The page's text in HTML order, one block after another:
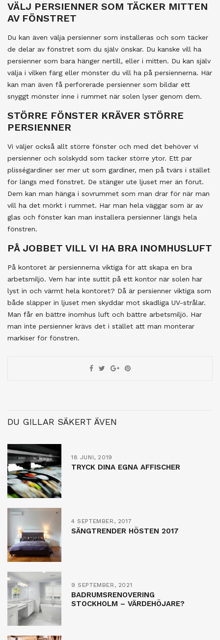
VÄLJ PERSIENNER SOM TÄCKER MITTEN
AV FÖNSTRET
Du kan även välja persienner som installeras och som täcker
de delar av fönstret som du själv önskar. Du kanske vill ha
persienner som bara hänger nertill, eller i mitten. Du kan själv
välja i vilken färg eller mönster du vill ha på persiennerna. Här
kan man även få perforerade persienner som bildar ett
snyggt mönster inne i rummet när solen lyser genom dem.
STÖRRE FÖNSTER KRÄVER STÖRRE
PERSIENNER
Vi väljer också allt större fönster och med det behöver vi
persienner och solskydd som täcker större ytor. Ett par
plisségardiner ser mer ut som gardiner, men på tvärs i stället
för längs med fönstret. De stänger ute ljuset mer än förut.
Dem kan man hänga i sovrummet som man drar för när man
vill ha det mörkt i rummet. Har man hela väggar som är av
glas och fönster kan man installera persienner längs hela
fönstren.
PÅ JOBBET VILL VI HA BRA INOMHUSLUFT
På kontoret är persiennerna viktiga för att skapa en bra
arbetsmiljö. Vem har inte suttit på ett kontor när solen har
lyst in och värmt hela kontoret? Då är persienner viktiga som
både släpper in ljuset men skyddar mot skadliga UV-strålar.
Man får en bättre inomhus luft och bättre arbetsmiljö. Har
man inte persienner krävs det i stället att man monterar
markiser för fönstren.
DU GILLAR SÄKERT ÄVEN
18 JUNI, 2019
TRYCK DINA EGNA AFFISCHER
4 SEPTEMBER, 2017
SÄNGTRENDER HÖSTEN 2017
9 SEPTEMBER, 2021
BADRUMSRENOVERING
STOCKHOLM – VÄRDEHÖJARE?